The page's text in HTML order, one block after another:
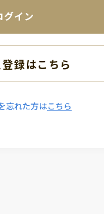
録はこちら
忘れた方はこちら